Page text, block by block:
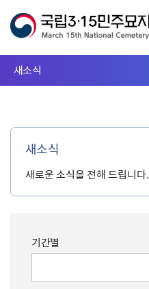
새소식
새소식
새로운 소식을 전해 드립니다.
기간별